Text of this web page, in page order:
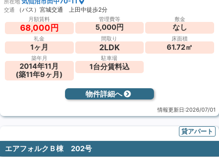
所在地
交通 （バス）宮城交通 上田中徒歩2分
月額賃料
68,000円
管理費等
5,000円
敷金
なし
礼金
1ヶ月
間取り
2LDK
床面積
61.72㎡
築年月
2014年11月
(築11年9ヶ月)
駐車場
1台分賃料込
物件詳細へ
情報更新日:2026/07/01
貸アパート
エアフォルクＢ棟 202号